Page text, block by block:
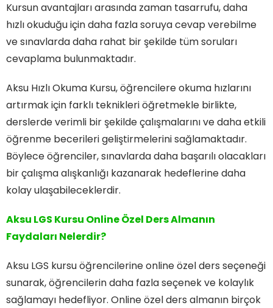
Kursun avantajları arasında zaman tasarrufu, daha
hızlı okuduğu için daha fazla soruya cevap verebilme
ve sınavlarda daha rahat bir şekilde tüm soruları
cevaplama bulunmaktadır.
Aksu Hızlı Okuma Kursu, öğrencilere okuma hızlarını
artırmak için farklı teknikleri öğretmekle birlikte,
derslerde verimli bir şekilde çalışmalarını ve daha etkili
öğrenme becerileri geliştirmelerini sağlamaktadır.
Böylece öğrenciler, sınavlarda daha başarılı olacakları
bir çalışma alışkanlığı kazanarak hedeflerine daha
kolay ulaşabileceklerdir.
Aksu LGS Kursu Online Özel Ders Almanın
Faydaları Nelerdir?
Aksu LGS kursu öğrencilerine online özel ders seçeneği
sunarak, öğrencilerin daha fazla seçenek ve kolaylık
sağlamayı hedefliyor. Online özel ders almanın birçok